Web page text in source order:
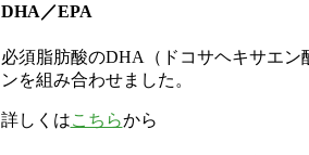
DHA／EPA
必須脂肪酸のDHA（ドコサヘキサエ
ンを組み合わせました。
詳しくはこちらから